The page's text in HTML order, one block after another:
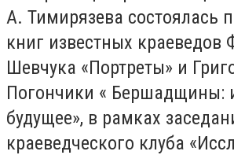
А. Тимирязева состоялась
книг известных краеведов
Шевчука «Портреты» и
Погончики « Бершадщины:
будущее», в рамках
краеведческого клуба